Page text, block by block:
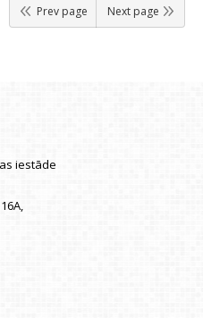
Prev page Next page
iestāde